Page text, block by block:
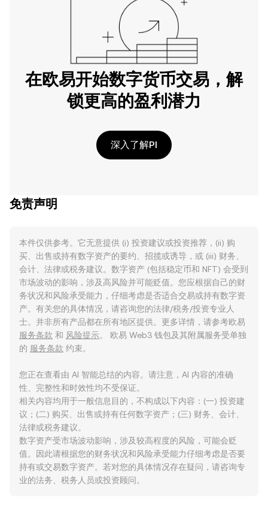
在欧易开始数字货币交易，解
锁更高的盈利潜力
深入了解PI
免责声明
本件仅供参考。它无意提供 (i) 投资建议或投资推荐，(ii) 购
买、出售或持有数字资产的要约、招揽或诱导，或 (iii) 财务、
会计、法律或税务建议。数字资产 (包括稳定币和 NFT) 会受到
市场波动的影响，涉及高风险并可能贬值。您应根据自己的财
务状况和风险承受能力，仔细考虑是否适合交易或持有数字资
产。有关您的具体情况，请咨询您的法律/税务/投资专业人
士。并非所有产品都在所有地区提供。更多详情，请参考欧易
服务条款 和 风险提示。 欧易 Web3 钱包及其附属服务受单独
的 服务条款 约束。
您正在查看由 AI 智能总结的内容。请注意，AI 内容的准确
性、完整性和时效性均不受保证。
相关内容均用于一般信息目的，不构成以下内容：(一) 投资建
议；(二) 购买、出售或持有任何数字资产；(三) 财务、会计、
法律或税务建议。
数字资产受市场波动影响，涉及较高程度的风险，可能会贬
值。因此请根据您的财务状况和风险承受能力仔细考虑是否要
持有或交易数字资产。若对您的具体情况存在疑问，请咨询专
业的法务、税务人员或投资顾问。